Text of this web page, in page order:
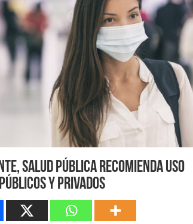
Salud Pública recomienda uso
y privados